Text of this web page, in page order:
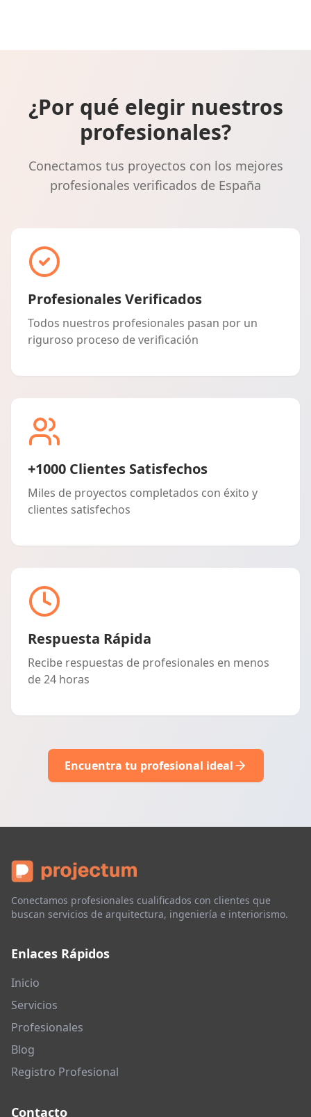
¿Por qué elegir nuestros
profesionales?
Conectamos tus proyectos con los mejores
profesionales verificados de España
Profesionales Verificados
Todos nuestros profesionales pasan por un
riguroso proceso de verificación
+1000 Clientes Satisfechos
Miles de proyectos completados con éxito y
clientes satisfechos
Respuesta Rápida
Recibe respuestas de profesionales en menos
de 24 horas
Encuentra tu profesional ideal
Conectamos profesionales cualificados con clientes que
buscan servicios de arquitectura, ingeniería e interiorismo.
Enlaces Rápidos
Inicio
Servicios
Profesionales
Blog
Registro Profesional
Contacto